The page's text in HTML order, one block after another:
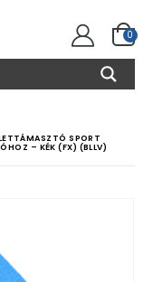
0
SPORT
– KÉK (FX) (BLLV)